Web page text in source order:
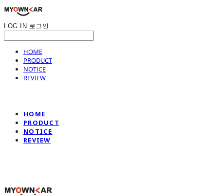
LOG IN 로그인
HOME
PRODUCT
NOTICE
REVIEW
HOME
PRODUCT
NOTICE
REVIEW